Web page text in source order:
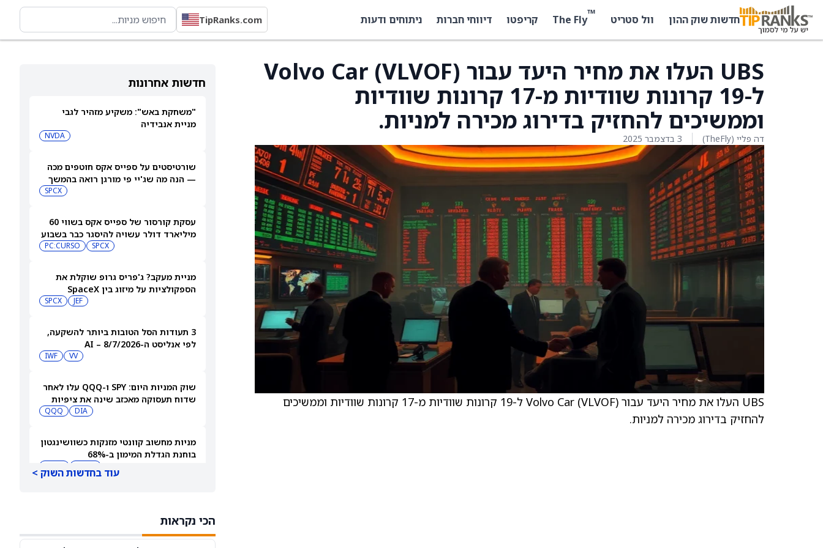
חדשות שוק ההון וול סטריט ™
The Fly קריפטו דיווחי חברות ניתוחים ודעות TipRanks.com
חדשות אחרונות
"משחקת באש": משקיע מזהיר לגבי
מניית אנבידיה
NVDA
שורטיסטים על ספייס אקס חוטפים מכה
— הנה מה שג'יי פי מורגן רואה בהמשך
SPCX
עסקת קורסור של ספייס אקס בשווי 60
מיליארד דולר עשויה להיסגר כבר בשבוע
SPCX
PC:CURSO
מניית מעקב? ג'פריס גרופ שוקלת את
הספקולציות על מיזוג בין SpaceX
JEF
SPCX
3 תעודות הסל הטובות ביותר להשקעה,
לפי אנליסט ה-AI – 8/7/2026
VV
IWF
שוק המניות היום: SPY ו-QQQ עלו לאחר
שדוח תעסוקה מאכזב שינה את ציפיות
DIA
QQQ
מניות מחשוב קוונטי מזנקות כשוושינגטון
בוחנת הגדלת המימון ב-68%
עוד בחדשות השוק >
הכי נקראות
UBS העלו את מחיר היעד עבור Volvo Car (VLVOF)
ל-19 קרונות שוודיות מ-17 קרונות שוודיות
וממשיכים להחזיק בדירוג מכירה למניות.
דה פליי (TheFly) 3 בדצמבר 2025
UBS העלו את מחיר היעד עבור Volvo Car (VLVOF) ל-19 קרונות שוודיות מ-17 קרונות שוודיות וממשיכים
להחזיק בדירוג מכירה למניות.